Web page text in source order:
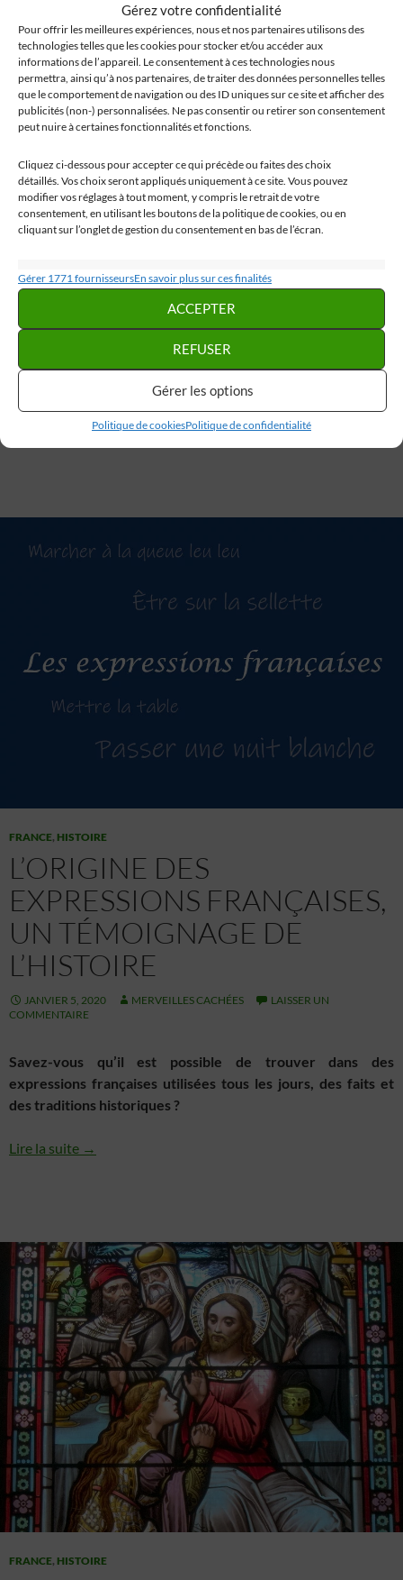
Gérez votre confidentialité
Pour offrir les meilleures expériences, nous et nos partenaires utilisons des
technologies telles que les cookies pour stocker et/ou accéder aux
informations de l’appareil. Le consentement à ces technologies nous
permettra, ainsi qu’à nos partenaires, de traiter des données personnelles telles
que le comportement de navigation ou des ID uniques sur ce site et afficher des
publicités (non-) personnalisées. Ne pas consentir ou retirer son consentement
peut nuire à certaines fonctionnalités et fonctions.
Cliquez ci-dessous pour accepter ce qui précède ou faites des choix
détaillés. Vos choix seront appliqués uniquement à ce site. Vous pouvez
modifier vos réglages à tout moment, y compris le retrait de votre
consentement, en utilisant les boutons de la politique de cookies, ou en
cliquant sur l’onglet de gestion du consentement en bas de l’écran.
Statistiques
Stocker et/ou accéder à des informations sur un appareil, Mesurer la
données provenant de différentes sources.
Stocker et/ou accéder à des informations sur un appareil, Utiliser des
Mettre en correspondance et combiner des données à
partir d’autres sources de données, Relier différents
Identifier les appareils à partir des informations
Enregistrer et communiquer les choix en
matière de confidentialité.
Gérer 1771 fournisseursEn savoir plus sur ces finalités
ACCEPTER
REFUSER
Gérer les options
Politique de cookiesPolitique de confidentialité
HISTOIRE,RECETTES
RECETTE MÉDIÉVALE:
BISCUITS DE LA JOIE
SEPTEMBRE 15, 2020 MERVEILLES CACHÉES
UN
COMMENTAIRE
La recette des « biscuits de la joie » est très ancienne
puisque qu’elle remonte à plus de 800 ans, elle a été réalisée
au XIIe siècle par Hildegarde de Bingen, une religieuse
bénédictine allemande qui a étudié les bienfaits des plantes
sur le corps. Ces biscuits proviennent donc d’une
Lire la suite →
FRANCE, HISTOIRE
L’ORIGINE DES
EXPRESSIONS FRANÇAISES,
UN TÉMOIGNAGE DE
L’HISTOIRE
JANVIER 5, 2020 MERVEILLES CACHÉES
LAISSER UN
COMMENTAIRE
Savez-vous qu’il est possible de trouver dans des
expressions françaises utilisées tous les jours, des faits et
des traditions historiques ?
Lire la suite →
FRANCE, HISTOIRE